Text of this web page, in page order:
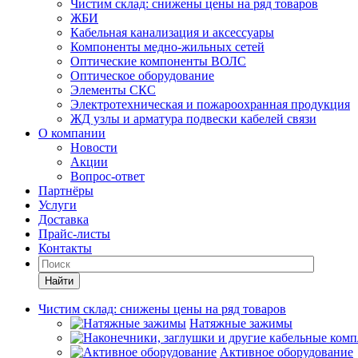
Чистим склад: снижены цены на ряд товаров
ЖБИ
Кабельная канализация и аксессуары
Компоненты медно-жильных сетей
Оптические компоненты ВОЛС
Оптическое оборудование
Элементы СКС
Электротехническая и пожароохранная продукция
ЖД узлы и арматура подвески кабелей связи
О компании
Новости
Акции
Вопрос-ответ
Партнёры
Услуги
Доставка
Прайс-листы
Контакты
Найти
Чистим склад: снижены цены на ряд товаров
Натяжные зажимы
Активное оборудование